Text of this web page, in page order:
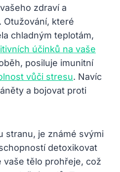
zdraví a
Otužování, které
chladným teplotám,
účinků na vaše
posiluje imunitní
vůči stresu. Navíc
a bojovat proti
stranu, je známé svými
detoxikovat
vaše tělo prohřeje, což